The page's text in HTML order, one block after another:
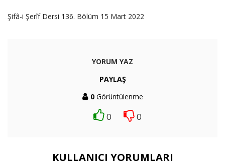
Şifâ-i Şerîf Dersi 136. Bölüm 15 Mart 2022
YORUM YAZ
PAYLAŞ
0Görüntülenme
0 0
KULLANICI YORUMLARI